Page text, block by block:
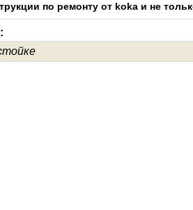
по ремонту от koka и не